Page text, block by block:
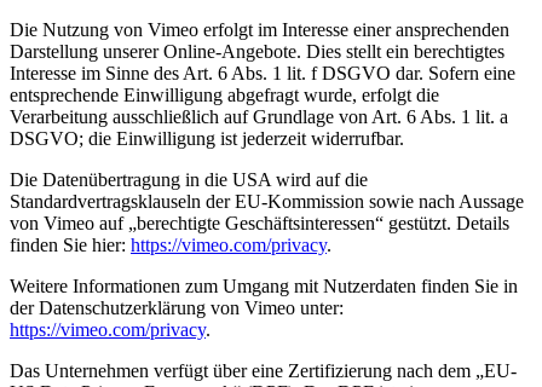
Die Nutzung von Vimeo erfolgt im Interesse einer ansprechenden
Darstellung unserer Online-Angebote. Dies stellt ein berechtigtes
Interesse im Sinne des Art. 6 Abs. 1 lit. f DSGVO dar. Sofern eine
entsprechende Einwilligung abgefragt wurde, erfolgt die
Verarbeitung ausschließlich auf Grundlage von Art. 6 Abs. 1 lit. a
DSGVO; die Einwilligung ist jederzeit widerrufbar.
Die Datenübertragung in die USA wird auf die
Standardvertragsklauseln der EU-Kommission sowie nach Aussage
von Vimeo auf „berechtigte Geschäftsinteressen“ gestützt. Details
finden Sie hier: https://vimeo.com/privacy.
Weitere Informationen zum Umgang mit Nutzerdaten finden Sie in
der Datenschutzerklärung von Vimeo unter:
https://vimeo.com/privacy.
Das Unternehmen verfügt über eine Zertifizierung nach dem „EU-